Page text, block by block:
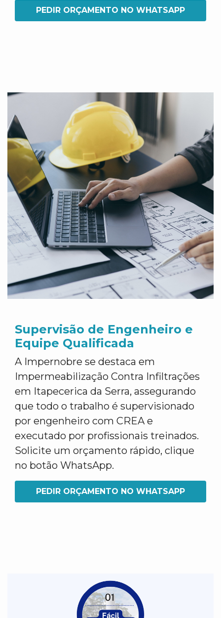
PEDIR ORÇAMENTO NO WHATSAPP
Supervisão de Engenheiro e
Equipe Qualificada
A Impernobre se destaca em
Impermeabilização Contra Infiltrações
em Itapecerica da Serra, assegurando
que todo o trabalho é supervisionado
por engenheiro com CREA e
executado por profissionais treinados.
Solicite um orçamento rápido, clique
no botão WhatsApp.
PEDIR ORÇAMENTO NO WHATSAPP